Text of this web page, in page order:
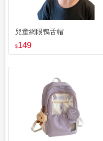
兒童網眼鴨舌帽
$149